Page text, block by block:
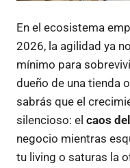
En el ecosistema
2026, la agilidad ya
mínimo para
dueño de una tienda
sabrás que el
silencioso: el caos
negocio mientras
tu living o saturas la